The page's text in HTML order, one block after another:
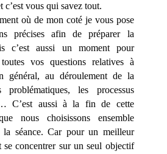
c’est vous qui savez tout.
où de mon coté je vous pose
précises afin de préparer la
c’est aussi un moment pour
vos questions relatives à
général, au déroulement de la
problématiques, les processus
C’est aussi à la fin de cette
nous choisissons ensemble
la séance. Car pour un meilleur
concentrer sur un seul objectif